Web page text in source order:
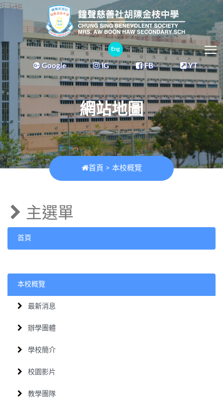
Eng
Google IG FB YT
網站地圖
首頁 > 本校概覽
主選單
首頁
本校概覽
最新消息
辦學團體
學校簡介
校園影片
教學團隊